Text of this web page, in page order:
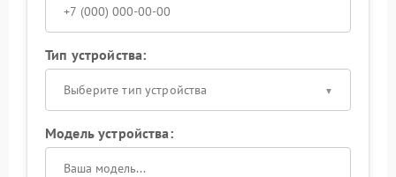
Тип устройства:
Выберите тип устройства
Модель устройства: